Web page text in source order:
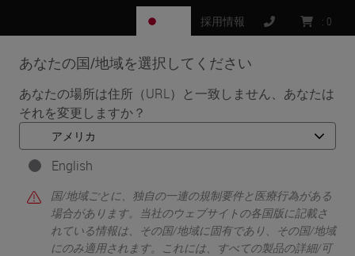
あなたの国/地域を選択してください
あなたの場所は住所（URL）と一致しません、あなたは
それを変更しますか？
English
国/地域ごとに、独自の一連の規制要件と医療行為がある
場合があります。当社のウェブサイトの各国版に記載さ
れている情報は、その国/地域に固有であり、その国/地域
にのみ適用されます。これには、すべての製品の詳細/可
採用情報 : 0
MENU
ホーム • Knowledge Pathway • Kimberly J. Byrwa-Neff